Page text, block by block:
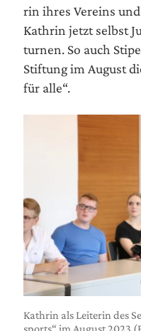
rin ihres Ver­eins
Kath­rin jetzt selbst
tur­nen. So auch
Stif­tung im August
für alle“.
Kath­rin als Lei­te­rin des
sports“ im August 2023